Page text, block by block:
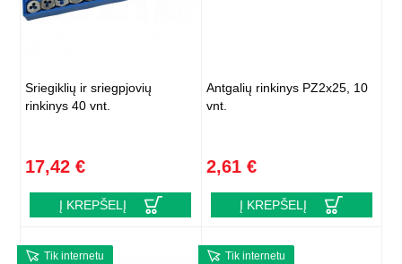
Sriegiklių ir sriegpjovių
rinkinys 40 vnt.
17,42 €
Į KREPŠELĮ
Antgalių rinkinys PZ2x25, 10
vnt.
2,61 €
Į KREPŠELĮ
Tik internetu Tik internetu